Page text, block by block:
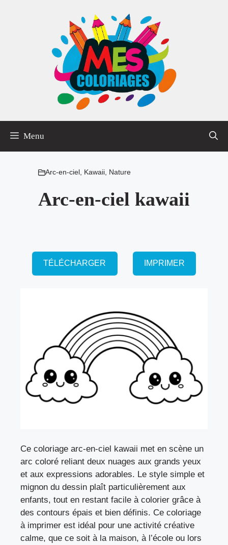
Menu
Arc-en-ciel, Kawaii, Nature
Arc-en-ciel kawaii
TÉLÉCHARGER IMPRIMER
Ce coloriage arc-en-ciel kawaii met en scène un
arc coloré reliant deux nuages aux grands yeux
et aux expressions adorables. Le style simple et
mignon du dessin plaît particulièrement aux
enfants, tout en restant facile à colorier grâce à
des contours épais et bien définis. Ce coloriage
à imprimer est idéal pour une activité créative
calme, que ce soit à la maison, à l’école ou lors